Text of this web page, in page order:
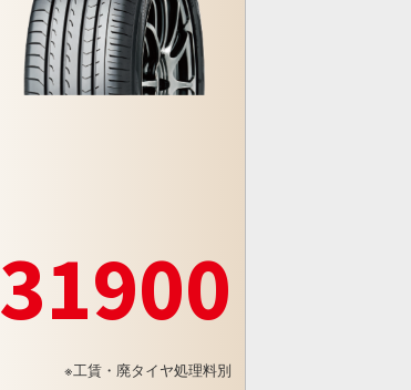
31900
※工賃・廃タイヤ処理料別